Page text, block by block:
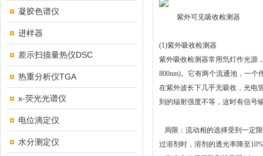
凝胶色谱仪
进样器
差示扫描量热仪DSC
热重分析仪TGA
x-荧光光谱仪
电位滴定仪
水分测定仪
紫外可见吸收检测器
(1)紫外吸收检测器
紫外吸收检测器常用氘灯作光源
800nm)。它有两个流通池，一
在紫外波长下几乎无吸收，光电
到的辐射强度不等，这时有信号
局限：流动相的选择受到一定
过溶剂时，溶剂的透光率降至